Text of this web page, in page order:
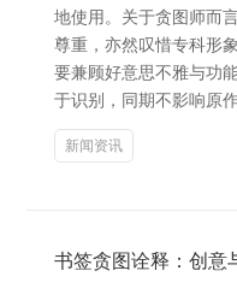
地使用。关于贪图师而
尊重，亦然叹惜专科形
要兼顾好意思不雅与功
于识别，同期不影响原
新闻资讯
书签贪图诠释：创意